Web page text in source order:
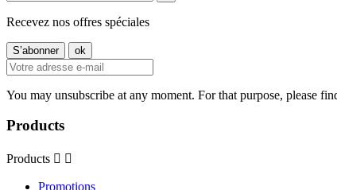
Recevez nos offres spéciales
You may unsubscribe at any moment. For that purpose, please
Products
Products  
Promotions